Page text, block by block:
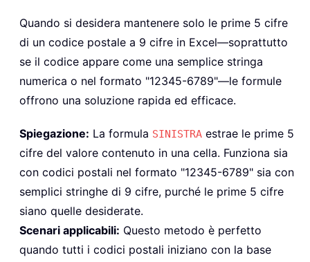
Quando si desidera mantenere solo le prime 5 cifre
di un codice postale a 9 cifre in Excel—soprattutto
se il codice appare come una semplice stringa
numerica o nel formato "12345-6789"—le formule
offrono una soluzione rapida ed efficace.
Spiegazione: La formula SINISTRA estrae le prime 5
cifre del valore contenuto in una cella. Funziona sia
con codici postali nel formato "12345-6789" sia con
semplici stringhe di 9 cifre, purché le prime 5 cifre
siano quelle desiderate.
Scenari applicabili: Questo metodo è perfetto
quando tutti i codici postali iniziano con la base